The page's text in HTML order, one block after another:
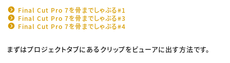
Web
映像
ゲーム・エンタメ
広告
CREATIVE VILLAGEからのお知らせ
Final Cut Pro 7を骨までしゃぶる#1
Final Cut Pro 7を骨までしゃぶる#3
Final Cut Pro 7を骨までしゃぶる#4
まずはプロジェクトタブにあるクリップをビューアに出す方法です。